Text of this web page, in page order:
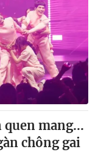
quen mang...
chông gai